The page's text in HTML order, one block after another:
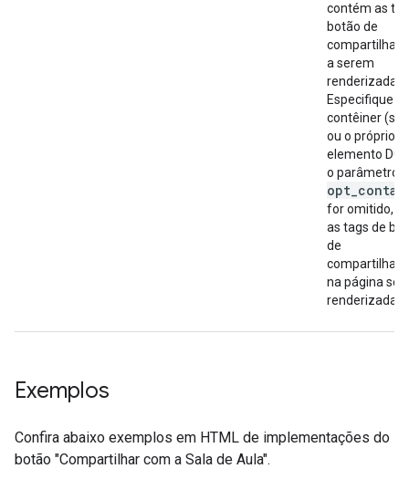
contém as
botão de
a serem
renderizadas.
Especifique o
contêiner
ou o próprio
elemento
o parâmetro
for omitido,
as tags de
de
na página
renderizadas.
Exemplos
Confira abaixo exemplos em HTML de implementações do
botão "Compartilhar com a Sala de Aula".